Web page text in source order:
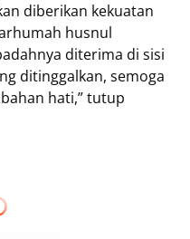
diberikan kekuatan
husnul
diterima di sisi
ditinggalkan, semoga
hati,” tutup